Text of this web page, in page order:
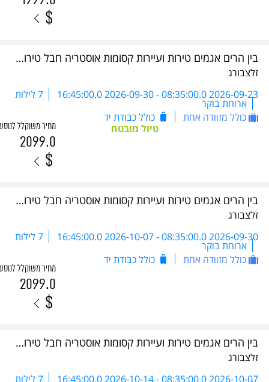
$
בין הרים אגמים טירות ועיירות קסומות אוסטריה חבל טירול כולל 5 ארוחות ערב- DSA 2026
זלצבורג
2026-09-23 08:35:00.0
- 7 לילות
ארוחת בוקר
כולל מזוודה אחת
כולל כבודת יד
טיול מובטח
מחיר משוקלל לנוסע
2099.0
$
בין הרים אגמים טירות ועיירות קסומות אוסטריה חבל טירול כולל 5 ארוחות ערב- DSA 2026
זלצבורג
2026-09-30 08:35:00.0
- 7 לילות
ארוחת בוקר
כולל מזוודה אחת
כולל כבודת יד
מחיר משוקלל לנוסע
2099.0
$
בין הרים אגמים טירות ועיירות קסומות אוסטריה חבל טירול כולל 5 ארוחות ערב- DSA 2026
זלצבורג
2026-10-07 08:35:00.0
- 7 לילות